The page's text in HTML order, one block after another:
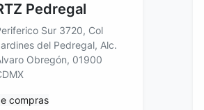
Pedregal
Sur 3720, Col
del Pedregal, Alc.
Obregón, 01900
compras